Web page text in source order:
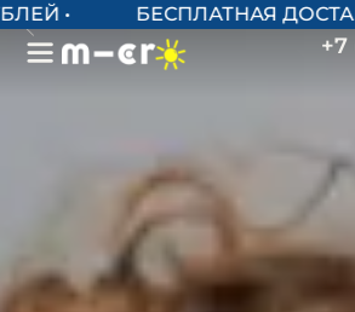
БЕСПЛАТНАЯ ДОСТАВКА ОТ 9
+7